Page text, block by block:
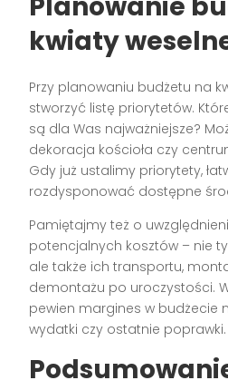
kwiaty
Przy planowaniu budżetu na
stworzyć listę priorytetów.
są dla Was najważniejsze?
dekoracja kościoła czy
Gdy już ustalimy priorytety,
rozdysponować dostępne
Pamiętajmy też o
potencjalnych kosztów – nie
ale także ich transportu,
demontażu po uroczystości.
pewien margines w budżecie
wydatki czy ostatnie poprawki.